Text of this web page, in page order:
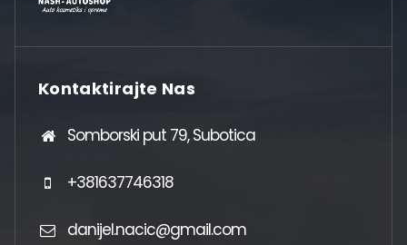
Kontaktirajte Nas
Somborski put 79, Subotica
+381637746318
danijel.nacic@gmail.com